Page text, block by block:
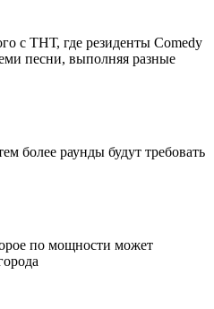
с ТНТ, где резиденты Comedy
песни, выполняя разные
более раунды будут требовать
по мощности может